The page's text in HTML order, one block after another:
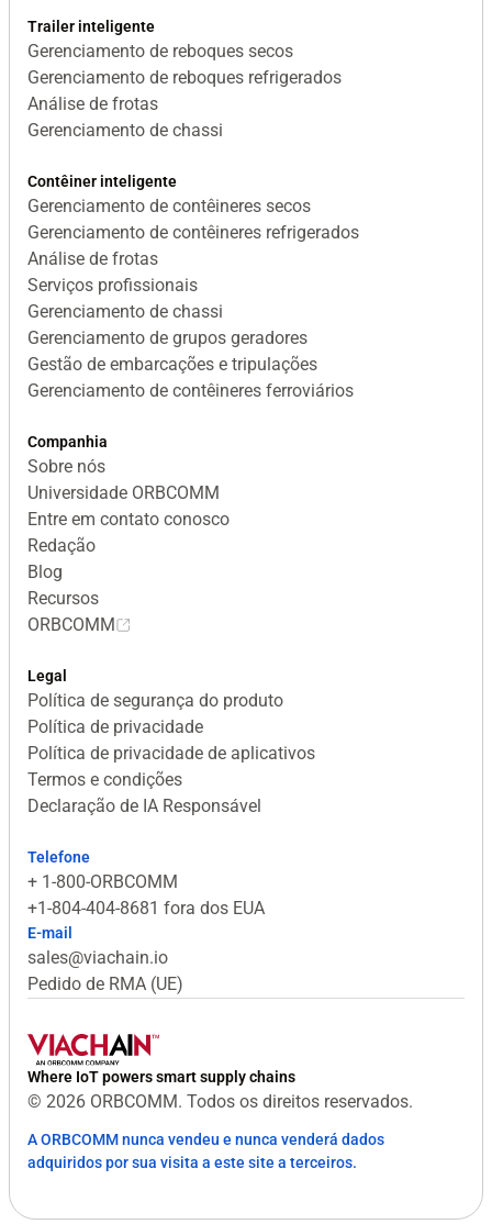
Trailer inteligente
Gerenciamento de reboques secos
Gerenciamento de reboques refrigerados
Análise de frotas
Gerenciamento de chassi
Contêiner inteligente
Gerenciamento de contêineres secos
Gerenciamento de contêineres refrigerados
Análise de frotas
Serviços profissionais
Gerenciamento de chassi
Gerenciamento de grupos geradores
Gestão de embarcações e tripulações
Gerenciamento de contêineres ferroviários
Companhia
Sobre nós
Universidade ORBCOMM
Entre em contato conosco
Redação
Blog
Recursos
ORBCOMM
Legal
Política de segurança do produto
Política de privacidade
Política de privacidade de aplicativos
Termos e condições
Declaração de IA Responsável
Telefone
+ 1-800-ORBCOMM
+1-804-404-8681 fora dos EUA
E-mail
sales@viachain.io
Pedido de RMA (UE)
Where IoT powers smart supply chains
© 2026 ORBCOMM. Todos os direitos reservados.
A ORBCOMM nunca vendeu e nunca venderá dados
adquiridos por sua visita a este site a terceiros.